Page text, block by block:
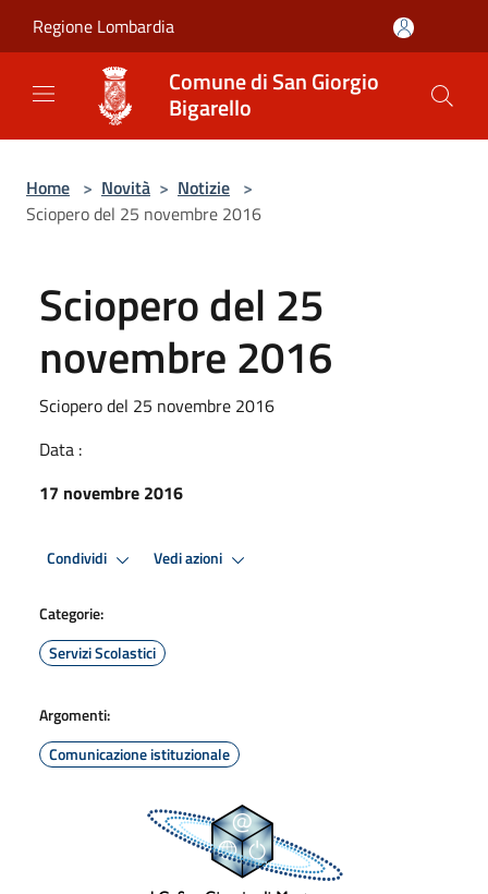
Regione Lombardia
Comune di San Giorgio
Bigarello
Home > Novità > Notizie >
Sciopero del 25 novembre 2016
Sciopero del 25
novembre 2016
Sciopero del 25 novembre 2016
Data :
17 novembre 2016
Condividi Vedi azioni
Categorie:
Servizi Scolastici
Argomenti:
Comunicazione istituzionale